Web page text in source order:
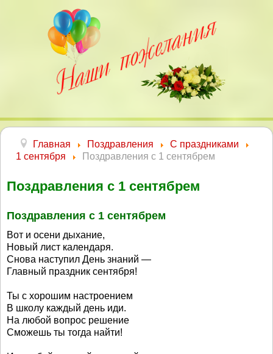
Главная Поздравления
С праздниками
1 сентября
Поздравления с 1 сентябрем
Поздравления с 1 сентябрем
Поздравления с 1 сентябрем
Вот и осени дыхание,
Новый лист календаря.
Снова наступил День знаний —
Главный праздник сентября!
Ты с хорошим настроением
В школу каждый день иди.
На любой вопрос решение
Сможешь ты тогда найти!